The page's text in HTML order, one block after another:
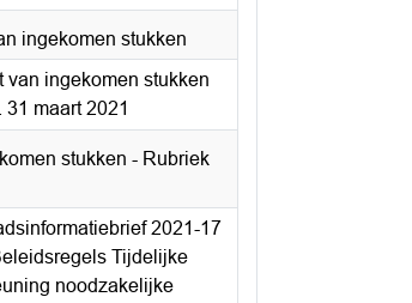
ingekomen stukken
van ingekomen stukken
31 maart 2021
stukken - Rubriek
2021-17
Tijdelijke
noodzakelijke